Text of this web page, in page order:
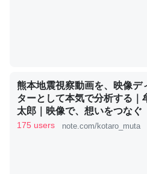
ちぼちRingも置こうかと画策
位置情報を共有してる。電池残
これ見て生きてるなって分かる。
─たまにLINEするくらいだった遠方
コミュニケーションが劇的に変化し
熊本地震視察動画を、映像デ
ターとして本気で分析する｜
太郎｜映像で、想いをつなぐ
175 users note.com/kotaro_muta